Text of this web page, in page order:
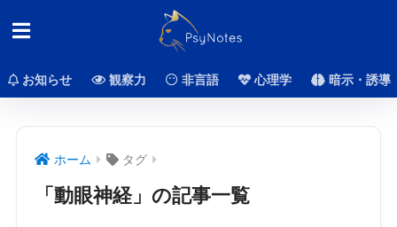
お知らせ 観察力 非言語 心理学 暗示・誘導
ホーム タグ
「動眼神経」の記事一覧